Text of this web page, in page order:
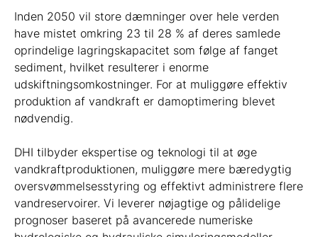
Inden 2050 vil store dæmninger over hele verden
have mistet omkring 23 til 28 % af deres samlede
oprindelige lagringskapacitet som følge af fanget
sediment, hvilket resulterer i enorme
udskiftningsomkostninger. For at muliggøre effektiv
produktion af vandkraft er damoptimering blevet
nødvendig.
DHI tilbyder ekspertise og teknologi til at øge
vandkraftproduktionen, muliggøre mere bæredygtig
oversvømmelsesstyring og effektivt administrere flere
vandreservoirer. Vi leverer nøjagtige og pålidelige
prognoser baseret på avancerede numeriske